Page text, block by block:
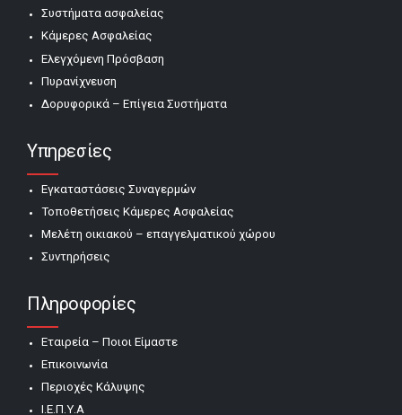
Συστήματα ασφαλείας
Κάμερες Ασφαλείας
Ελεγχόμενη Πρόσβαση
Πυρανίχνευση
Δορυφορικά – Επίγεια Συστήματα
Υπηρεσίες
Εγκαταστάσεις Συναγερμών
Τοποθετήσεις Κάμερες Ασφαλείας
Μελέτη οικιακού – επαγγελματικού χώρου
Συντηρήσεις
Πληροφορίες
Εταιρεία – Ποιοι Είμαστε
Επικοινωνία
Περιοχές Κάλυψης
Ι.Ε.Π.Υ.Α